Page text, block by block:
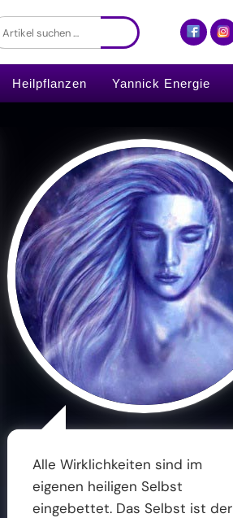
Heilpflanzen Yannick Energie
Alle Wirklichkeiten sind im
eigenen heiligen Selbst
eingebettet. Das Selbst ist der